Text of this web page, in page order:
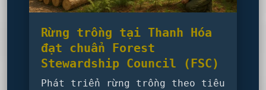
Rừng trồng tại Thanh Hóa
đạt chuẩn Forest
Stewardship Council (FSC)
Phát triển rừng trồng theo tiêu